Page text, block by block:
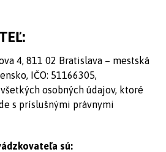
4, 811 02 Bratislava – mestská
IČO: 51166305,
osobných údajov, ktoré
s príslušnými právnymi
sú: